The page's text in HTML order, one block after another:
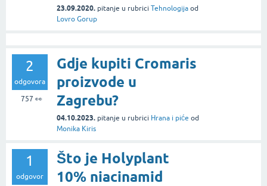
23.09.2020. pitanje u rubrici Tehnologija od
Lovro Gorup
2
odgovora
757 👀
Gdje kupiti Cromaris
proizvode u
Zagrebu?
04.10.2023. pitanje u rubrici Hrana i piće od
Monika Kiris
1
odgovor
Što je Holyplant
10% niacinamid